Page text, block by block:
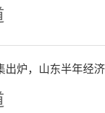
精彩
出炉，山东半年经